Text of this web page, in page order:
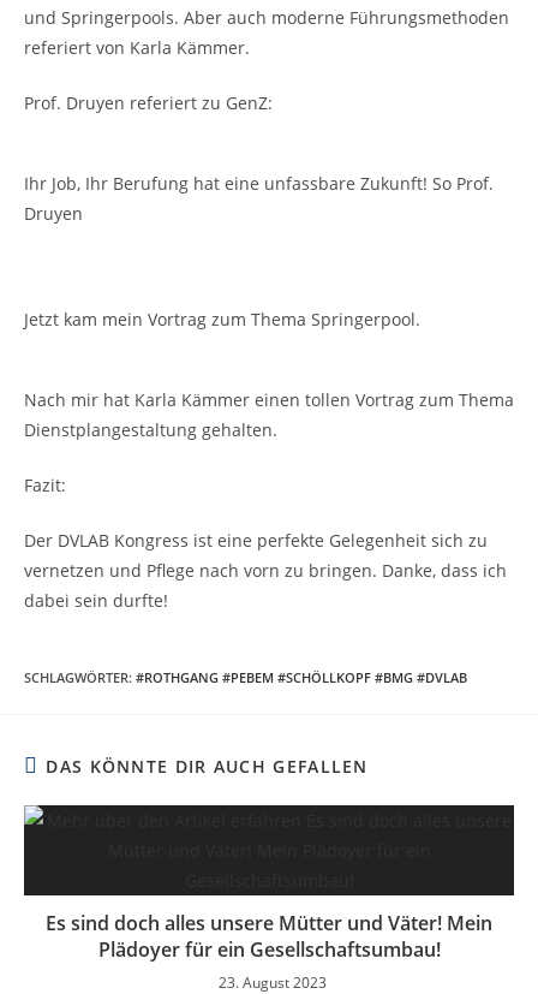
und Springerpools. Aber auch moderne Führungsmethoden
referiert von Karla Kämmer.
Prof. Druyen referiert zu GenZ:
Ihr Job, Ihr Berufung hat eine unfassbare Zukunft! So Prof.
Druyen
Jetzt kam mein Vortrag zum Thema Springerpool.
Nach mir hat Karla Kämmer einen tollen Vortrag zum Thema
Dienstplangestaltung gehalten.
Fazit:
Der DVLAB Kongress ist eine perfekte Gelegenheit sich zu
vernetzen und Pflege nach vorn zu bringen. Danke, dass ich
dabei sein durfte!
SCHLAGWÖRTER: #ROTHGANG #PEBEM #SCHÖLLKOPF #BMG #DVLAB
DAS KÖNNTE DIR AUCH GEFALLEN
Es sind doch alles unsere Mütter und Väter! Mein
Plädoyer für ein Gesellschaftsumbau!
23. August 2023